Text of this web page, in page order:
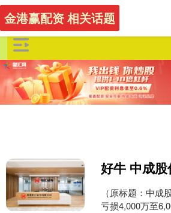
金港赢配资 相关话题
（原标题：中成
亏损4,000万至